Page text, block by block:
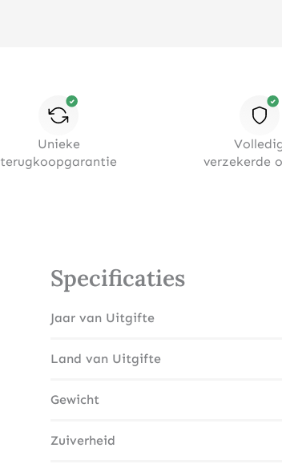
Unieke
terugkoopgarantie
verzekerde
Specificaties
Jaar van Uitgifte
Land van Uitgifte
Gewicht
Zuiverheid